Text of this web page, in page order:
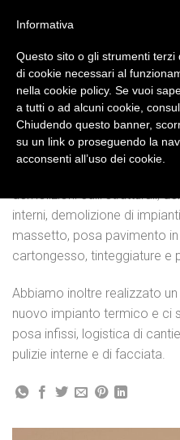
content
Negozi
NEGOZIO AD
Per la realizzazione e il
demolizioni edili strutturali,
interni, demolizione di
massetto, posa pavimento
cartongesso, tinteggiature e
Abbiamo inoltre realizzato
nuovo impianto termico e ci
posa infissi, logistica di
pulizie interne e di facciata.
Informativa
Questo sito o gli strumenti
di cookie necessari al
nella cookie policy. Se vuoi
a tutti o ad alcuni cookie,
Chiudendo questo banner,
su un link o proseguendo la
acconsenti all’uso dei cookie.